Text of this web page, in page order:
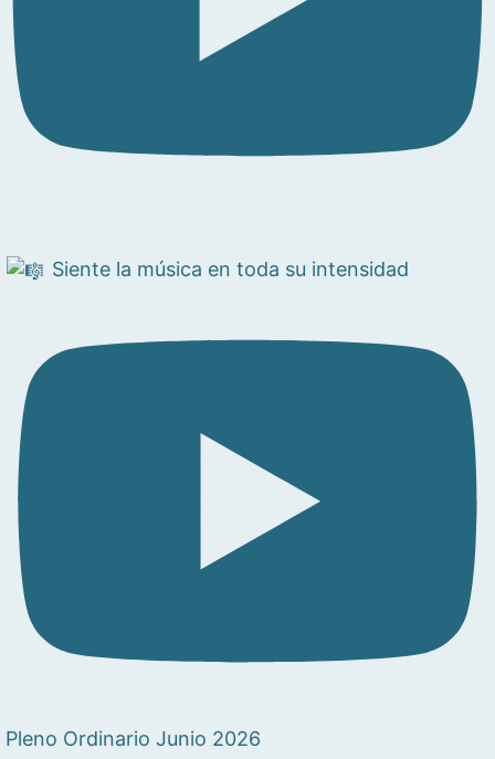
Siente la música en toda su intensidad
Pleno Ordinario Junio 2026